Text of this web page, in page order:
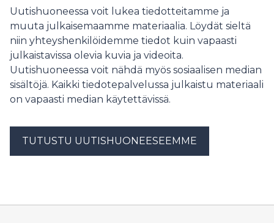
Ranskan kansallispäivän kunniaksi järjestetylle illalliselle
Elysée-palatsissa. Tiistaina 14. heinäkuuta presidentti
Stubb puolisoineen seuraa Ranskan kansallispäivän
perinteistä sotilasparaatia Champs-Élysées’llä.
Uutishuoneessa voit lukea tiedotteitamme ja
muuta julkaisemaamme materiaalia. Löydät sieltä
niin yhteyshenkilöidemme tiedot kuin vapaasti
julkaistavissa olevia kuvia ja videoita.
Uutishuoneessa voit nähdä myös sosiaalisen median
sisältöjä. Kaikki tiedotepalvelussa julkaistu materiaali
on vapaasti median käytettävissä.
TUTUSTU UUTISHUONEESEEMME